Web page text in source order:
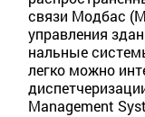
связи Модбас
управления
нальные
легко можно
Management